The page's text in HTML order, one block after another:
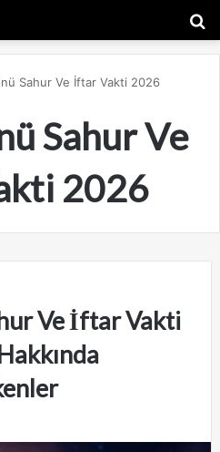
Sahur Ve İftar Vakti 2026
Sahur Ve
2026
Ve İftar Vakti